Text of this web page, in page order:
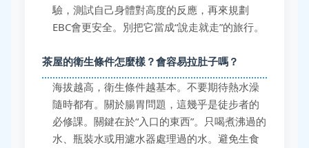
驗，測試自己身體對高度的反應，再來規劃
EBC會更安全。別把它當成“說走就走”的旅行。
茶屋的衛生條件怎麼樣？會容易拉肚子嗎？
海拔越高，衛生條件越基本。不要期待熱水澡
隨時都有。關於腸胃問題，這幾乎是徒步者的
必修課。關鍵在於“入口的東西”。只喝煮沸過的
水、瓶裝水或用濾水器處理過的水。避免生食